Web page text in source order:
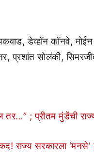
डेव्हॉन कॉनवे,
प्रशांत सोलंकी,
तर…” ; प्रीतम मुंडेंची
राज्य सरकारला ‘मनसे’